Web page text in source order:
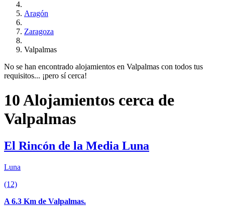
Aragón
Zaragoza
Valpalmas
No se han encontrado alojamientos en Valpalmas con todos tus
requisitos... ¡pero sí cerca!
10 Alojamientos cerca de
Valpalmas
El Rincón de la Media Luna
Luna
(12)
A 6.3 Km de Valpalmas.